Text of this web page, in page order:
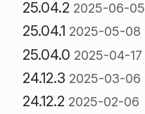
25.04.2 2025-06-05
25.04.1 2025-05-08
25.04.0 2025-04-17
24.12.3 2025-03-06
24.12.2 2025-02-06